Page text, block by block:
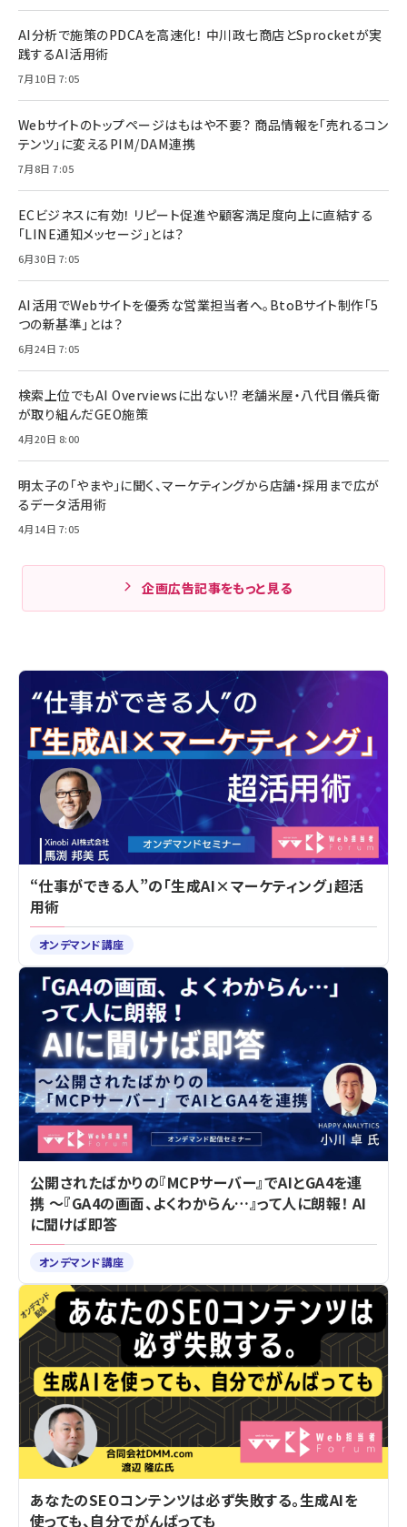
AI分析で施策のPDCAを高速化！ 中川政七商店とSprocketが実
践するAI活用術
7月10日 7:05
Webサイトのトップページはもはや不要？ 商品情報を「売れるコン
テンツ」に変えるPIM/DAM連携
7月8日 7:05
ECビジネスに有効！ リピート促進や顧客満足度向上に直結する
「LINE通知メッセージ」とは？
6月30日 7:05
AI活用でWebサイトを優秀な営業担当者へ。BtoBサイト制作「5
つの新基準」とは？
6月24日 7:05
検索上位でもAI Overviewsに出ない!? 老舗米屋・八代目儀兵衛
が取り組んだGEO施策
4月20日 8:00
明太子の「やまや」に聞く、マーケティングから店舗・採用まで広が
るデータ活用術
4月14日 7:05
企画広告記事をもっと見る
“仕事ができる人”の「生成AI×マーケティング」超活
用術
オンデマンド講座
公開されたばかりの『MCPサーバー』でAIとGA4を連
携 ～『GA4の画面、よくわからん…』って人に朗報！ AI
に聞けば即答
オンデマンド講座
あなたのSEOコンテンツは必ず失敗する。生成AIを
使っても、自分でがんばっても